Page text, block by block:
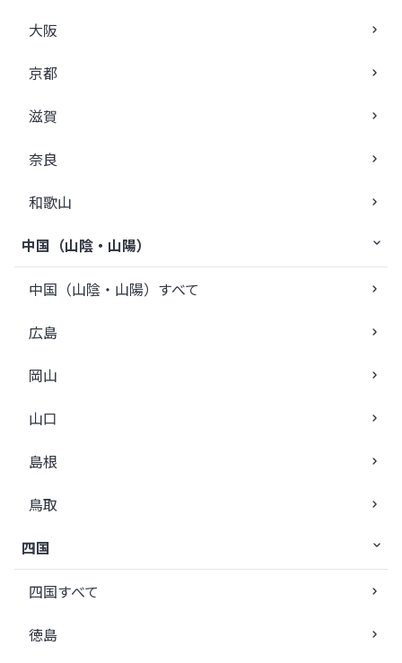
大阪
京都
滋賀
奈良
和歌山
中国（山陰・山陽）
中国（山陰・山陽）すべて
広島
岡山
山口
島根
鳥取
四国
四国すべて
徳島